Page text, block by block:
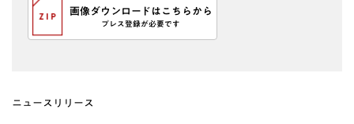
画像ダウンロードはこちらから
プレス登録が必要です
ニュースリリース